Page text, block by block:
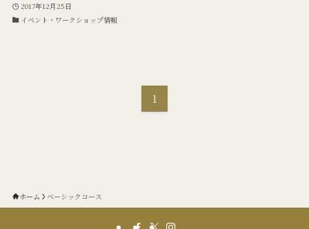
2017年12月25日
イベント・ワークショップ情報
1
ホーム ベーシックコース